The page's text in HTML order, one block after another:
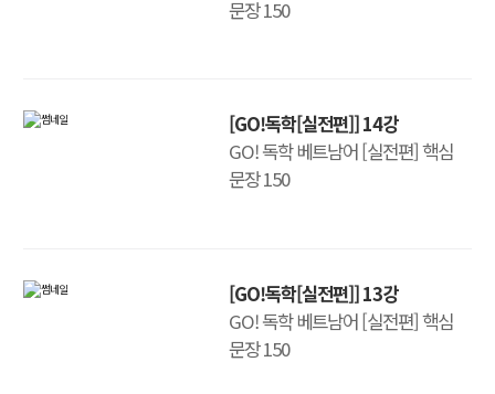
문장 150
[GO!독학[실전편]] 14강
GO! 독학 베트남어 [실전편] 핵심
문장 150
[GO!독학[실전편]] 13강
GO! 독학 베트남어 [실전편] 핵심
문장 150